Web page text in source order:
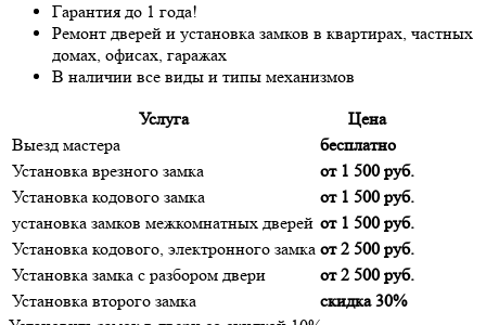
Гарантия до 1 года!
Ремонт дверей и установка замков в квартирах, частных
домах, офисах, гаражах
В наличии все виды и типы механизмов
Услуга
Цена
Выезд мастера
бесплатно
Установка врезного замка
от 1 500 руб.
Установка кодового замка
от 1 500 руб.
установка замков межкомнатных дверей от 1 500 руб.
Установка кодового, электронного замка от 2 500 руб.
Установка замка с разбором двери
от 2 500 руб.
Установка второго замка
скидка 30%